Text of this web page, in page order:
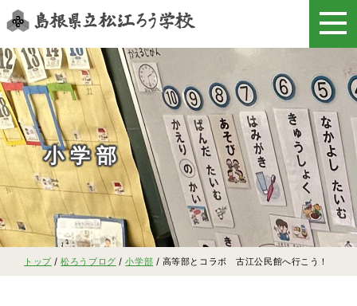
このページの本文へ
小学部
現
在
トップ/松ろうブログ /小学部 / 高等部とコラボ 古江公民館へ行こう！